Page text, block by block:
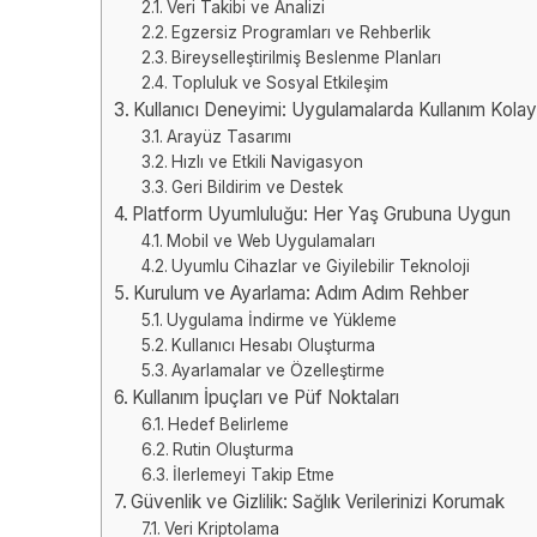
Veri Takibi ve Analizi
Egzersiz Programları ve Rehberlik
Bireyselleştirilmiş Beslenme Planları
Topluluk ve Sosyal Etkileşim
Kullanıcı Deneyimi: Uygulamalarda Kullanım
Arayüz Tasarımı
Hızlı ve Etkili Navigasyon
Geri Bildirim ve Destek
Platform Uyumluluğu: Her Yaş Grubuna Uygun
Mobil ve Web Uygulamaları
Uyumlu Cihazlar ve Giyilebilir Teknoloji
Kurulum ve Ayarlama: Adım Adım Rehber
Uygulama İndirme ve Yükleme
Kullanıcı Hesabı Oluşturma
Ayarlamalar ve Özelleştirme
Kullanım İpuçları ve Püf Noktaları
Hedef Belirleme
Rutin Oluşturma
İlerlemeyi Takip Etme
Güvenlik ve Gizlilik: Sağlık Verilerinizi Korumak
Veri Kriptolama